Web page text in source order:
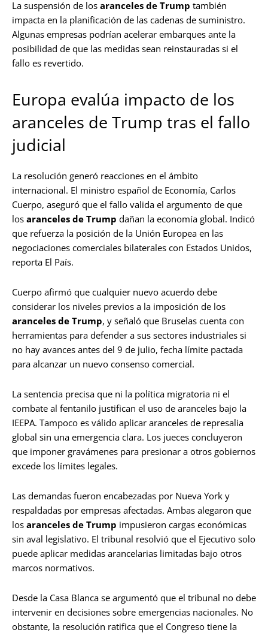
La suspensión de los aranceles de Trump también
impacta en la planificación de las cadenas de suministro.
Algunas empresas podrían acelerar embarques ante la
posibilidad de que las medidas sean reinstauradas si el
fallo es revertido.
Europa evalúa impacto de los
aranceles de Trump tras el fallo
judicial
La resolución generó reacciones en el ámbito
internacional. El ministro español de Economía, Carlos
Cuerpo, aseguró que el fallo valida el argumento de que
los aranceles de Trump dañan la economía global. Indicó
que refuerza la posición de la Unión Europea en las
negociaciones comerciales bilaterales con Estados Unidos,
reporta El País.
Cuerpo afirmó que cualquier nuevo acuerdo debe
considerar los niveles previos a la imposición de los
aranceles de Trump, y señaló que Bruselas cuenta con
herramientas para defender a sus sectores industriales si
no hay avances antes del 9 de julio, fecha límite pactada
para alcanzar un nuevo consenso comercial.
La sentencia precisa que ni la política migratoria ni el
combate al fentanilo justifican el uso de aranceles bajo la
IEEPA. Tampoco es válido aplicar aranceles de represalia
global sin una emergencia clara. Los jueces concluyeron
que imponer gravámenes para presionar a otros gobiernos
excede los límites legales.
Las demandas fueron encabezadas por Nueva York y
respaldadas por empresas afectadas. Ambas alegaron que
los aranceles de Trump impusieron cargas económicas
sin aval legislativo. El tribunal resolvió que el Ejecutivo solo
puede aplicar medidas arancelarias limitadas bajo otros
marcos normativos.
Desde la Casa Blanca se argumentó que el tribunal no debe
intervenir en decisiones sobre emergencias nacionales. No
obstante, la resolución ratifica que el Congreso tiene la